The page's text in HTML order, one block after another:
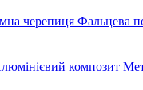
черепиця Фальцева
композит